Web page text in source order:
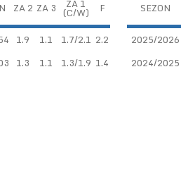
SEZON
2025/2026
2024/2025
ZA 2 ZA 3 ZA 1
(C/W) F
1.9 1.1 1.7/2.1 2.2
1.3 1.1 1.3/1.9 1.4